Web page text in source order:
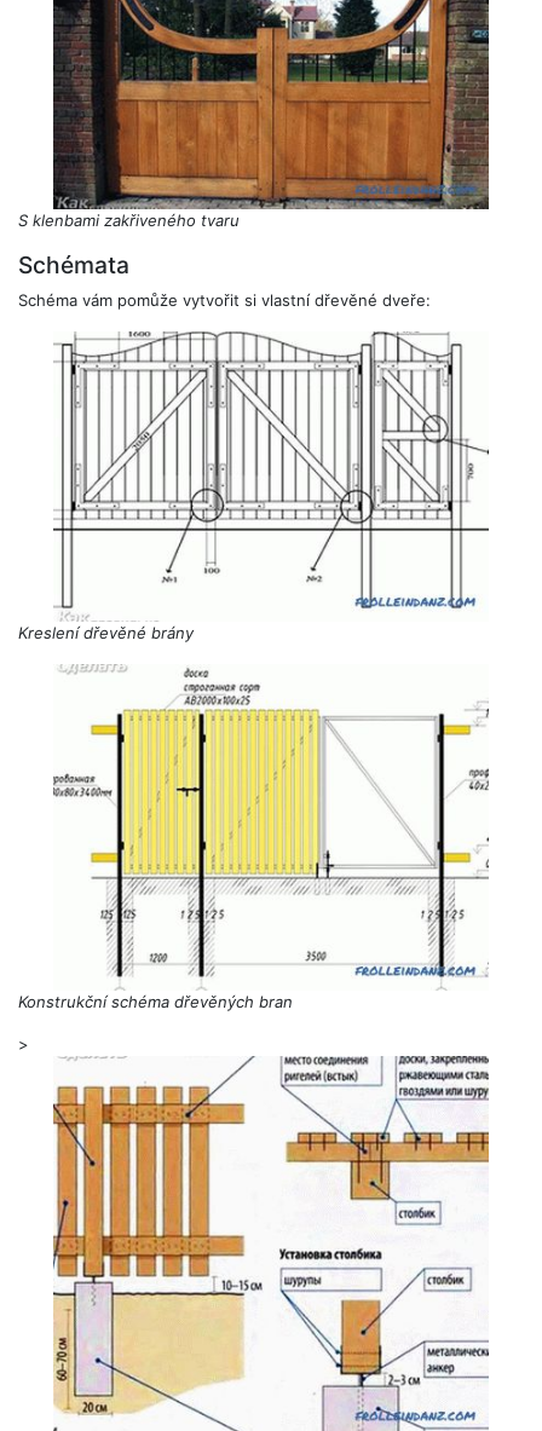
S klenbami zakřiveného tvaru
Schémata
Schéma vám pomůže vytvořit si vlastní dřevěné dveře:
Kreslení dřevěné brány
Konstrukční schéma dřevěných bran
>